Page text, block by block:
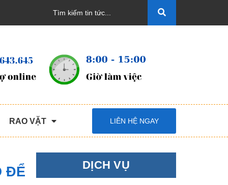
RAO VẶT LIÊN HỆ NGAY
ĐỂ DỊCH VỤ